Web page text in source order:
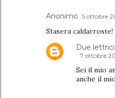
Anonimo 5 ottobre
Stasera
Due
7 ottobre
Sei il mio
anche il